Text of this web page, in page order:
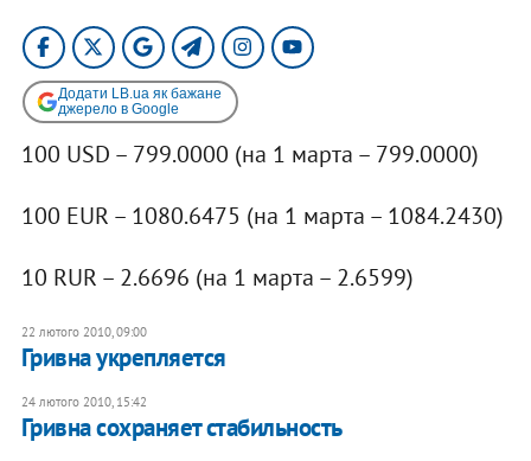
Додати LB.ua як бажане
джерело в Google
100 USD – 799.0000 (на 1 марта – 799.0000)
100 EUR – 1080.6475 (на 1 марта – 1084.2430)
10 RUR – 2.6696 (на 1 марта – 2.6599)
22 лютого 2010, 09:00
Гривна укрепляется
24 лютого 2010, 15:42
Гривна сохраняет стабильность